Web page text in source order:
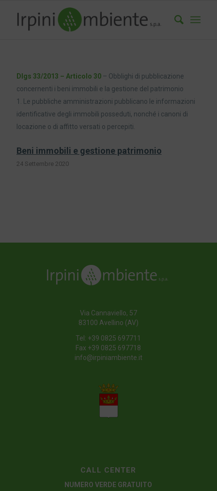
Dlgs 33/2013 – Articolo 30– Obblighi di pubblicazione
concernenti i beni immobili e la gestione del patrimonio
1. Le pubbliche amministrazioni pubblicano le informazioni
identificative degli immobili posseduti, nonché i canoni di
locazione o di affitto versati o percepiti.
Beni immobili e gestione patrimonio
24 Settembre 2020
Via Cannaviello, 57
83100 Avellino (AV)
Tel: +39 0825 697711
Fax +39 0825 697718
info@irpiniambiente.it
CALL CENTER
NUMERO VERDE GRATUITO